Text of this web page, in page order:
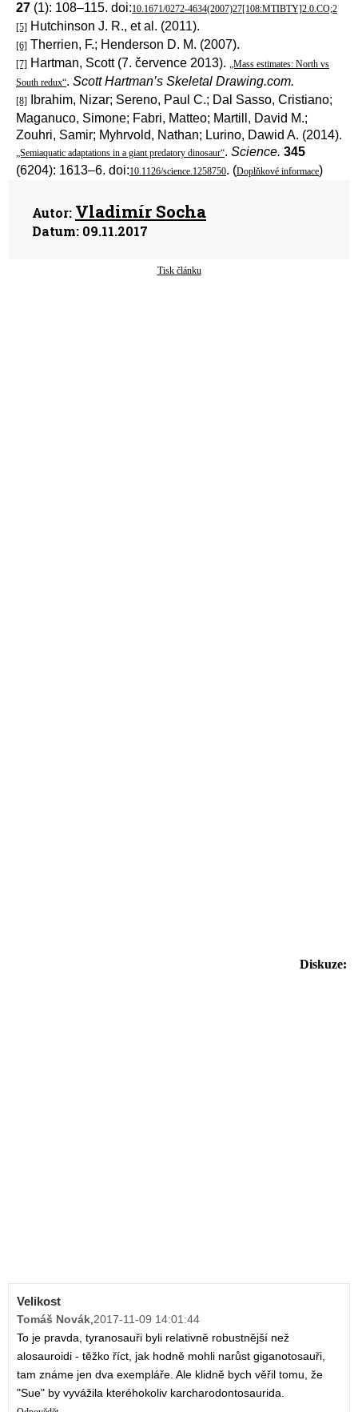
27 (1): 108–115. doi:10.1671/0272-4634(2007)27[108:MTIBTY]2.0.CO;2
[5] Hutchinson J. R., et al. (2011).
[6] Therrien, F.; Henderson D. M. (2007).
[7] Hartman, Scott (7. července 2013). „Mass estimates: North vs
South redux“. Scott Hartman’s Skeletal Drawing.com.
[8]
Ibrahim, Nizar; Sereno, Paul C.; Dal Sasso, Cristiano;
Maganuco, Simone; Fabri, Matteo; Martill, David M.;
Zouhri, Samir; Myhrvold, Nathan; Lurino, Dawid A. (2014).
„Semiaquatic adaptations in a giant predatory dinosaur“. Science. 345
(6204): 1613–6. doi:10.1126/science.1258750. (Doplňkové informace)
Autor: Vladimír Socha
Datum: 09.11.2017
Tisk článku
Diskuze:
Velikost
Tomáš Novák 2017-11-09 14:01:44
To je pravda, tyranosauři byli relativně robustnější než
alosauroidi - těžko říct, jak hodně mohli narůst giganotosauři,
tam známe jen dva exempláře. Ale klidně bych věřil tomu, že
"Sue" by vyvážila kteréhokoliv karcharodontosaurida.